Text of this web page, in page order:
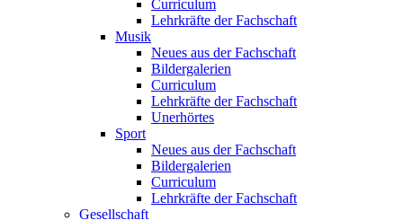
Curriculum
Lehrkräfte der Fachschaft
Musik
Neues aus der Fachschaft
Bildergalerien
Curriculum
Lehrkräfte der Fachschaft
Unerhörtes
Sport
Neues aus der Fachschaft
Bildergalerien
Curriculum
Lehrkräfte der Fachschaft
Gesellschaft